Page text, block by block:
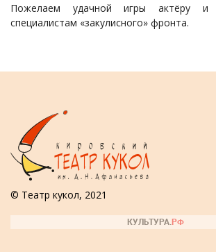
Пожелаем удачной игры актёру и
специалистам «закулисного» фронта.
© Театр кукол, 2021